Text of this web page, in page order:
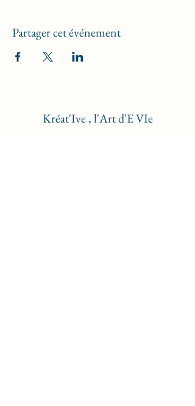
Pour plus d'informations (explications -
Art
Partager cet événement
Kréat'Ive , l'Art d'E VIe